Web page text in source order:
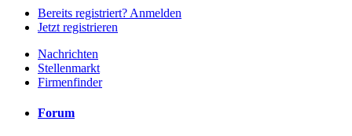
Bereits registriert? Anmelden
Jetzt registrieren
Nachrichten
Stellenmarkt
Firmenfinder
Forum